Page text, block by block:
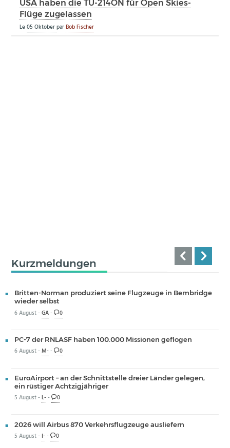
USA haben die TU-214ON für Open Skies-
Flüge zugelassen
Le05 OktoberparBob Fischer
Kurzmeldungen
Britten-Norman produziert seine Flugzeuge in Bembridge
wieder selbst
6 August -GA- 0
PC-7 der RNLASF haben 100.000 Missionen geflogen
6 August -M-- 0
EuroAirport – an der Schnittstelle dreier Länder gelegen,
ein rüstiger Achtzigjähriger
5 August -L-- 0
2026 will Airbus 870 Verkehrsflugzeuge ausliefern
5 August - I-- 0